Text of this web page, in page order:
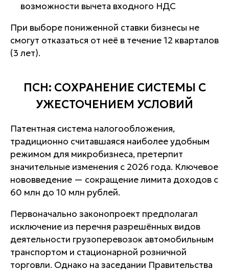
возможности вычета входного НДС
При выборе пониженной ставки бизнесы не
смогут отказаться от неё в течение 12 кварталов
(3 лет).
ПСН: СОХРАНЕНИЕ СИСТЕМЫ С
УЖЕСТОЧЕНИЕМ УСЛОВИЙ
Патентная система налогообложения,
традиционно считавшаяся наиболее удобным
режимом для микробизнеса, претерпит
значительные изменения с 2026 года. Ключевое
нововведение — сокращение лимита доходов с
60 млн до 10 млн рублей.
Первоначально законопроект предполагал
исключение из перечня разрешённых видов
деятельности грузоперевозок автомобильным
транспортом и стационарной розничной
торговли. Однако на заседании Правительства